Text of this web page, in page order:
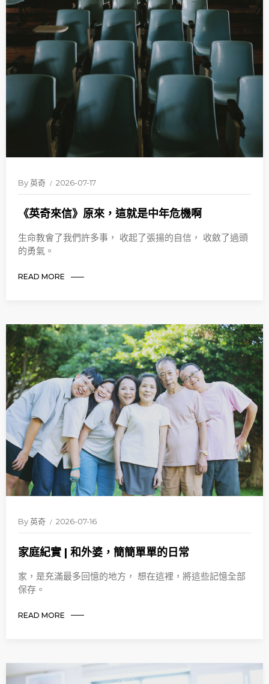
By英奇 2026-07-17
《英奇來信》原來，這就是中年危機啊
生命教會了我們許多事， 收起了張揚的自信， 收斂了過頭
的勇氣。
READ MORE
By英奇 2026-07-16
家庭紀實 | 和外婆，簡簡單單的日常
家，是充滿最多回憶的地方， 想在這裡，將這些記憶全部
保存。
READ MORE